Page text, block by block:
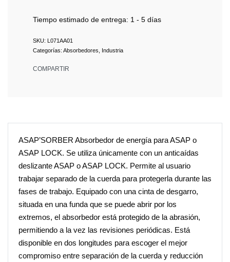
Tiempo estimado de entrega: 1 - 5 días
L071AA01
Categorías: Absorbedores Industria
COMPARTIR
ASAP’SORBER Absorbedor de energía para ASAP o
ASAP LOCK. Se utiliza únicamente con un anticaídas
deslizante ASAP o ASAP LOCK. Permite al usuario
trabajar separado de la cuerda para protegerla durante las
fases de trabajo. Equipado con una cinta de desgarro,
situada en una funda que se puede abrir por los
extremos, el absorbedor está protegido de la abrasión,
permitiendo a la vez las revisiones periódicas. Está
disponible en dos longitudes para escoger el mejor
compromiso entre separación de la cuerda y reducción